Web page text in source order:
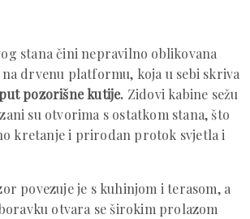
stana čini nepravilno oblikovana
drvenu platformu, koja u sebi skriva
pozorišne kutije. Zidovi kabine sežu
su otvorima s ostatkom stana, što
kretanje i prirodan protok svjetla i
povezuje je s kuhinjom i terasom, a
otvara se širokim prolazom